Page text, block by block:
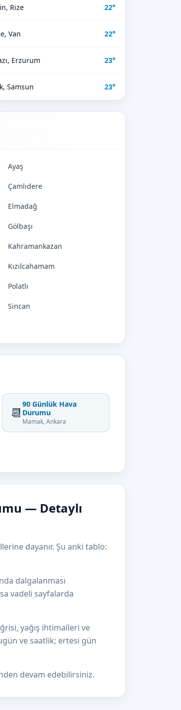
Rize 22°
Van 22°
Erzurum 23°
Samsun 23°
Ayaş
Çamlıdere
Elmadağ
Gölbaşı
Kahramankazan
Kızılcahamam
Polatlı
Sincan
📆
90 Günlük Hava
Durumu
Mamak, Ankara
— Detaylı
dayanır. Şu anki tablo:
dalgalanması
vadeli sayfalarda
yağış ihtimalleri ve
ve saatlik; ertesi gün
devam edebilirsiniz.